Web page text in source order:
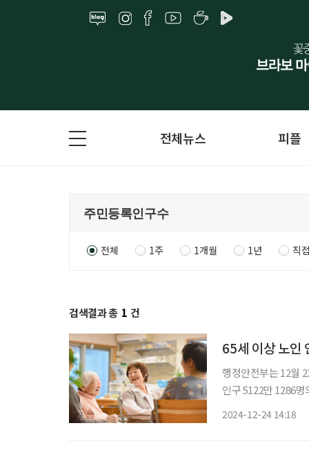
전체뉴스 피플
전체 1주 1개월 1년 직
검색결과 총 1 건
65세 이상 노인
행정안전부는 12월
인구 5122만 1286
2024-12-24 14:18